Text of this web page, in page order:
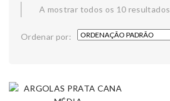
A mostrar todos os 10 resultados
Ordenar por: